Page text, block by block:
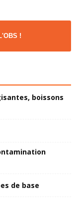
!
boissons
de base